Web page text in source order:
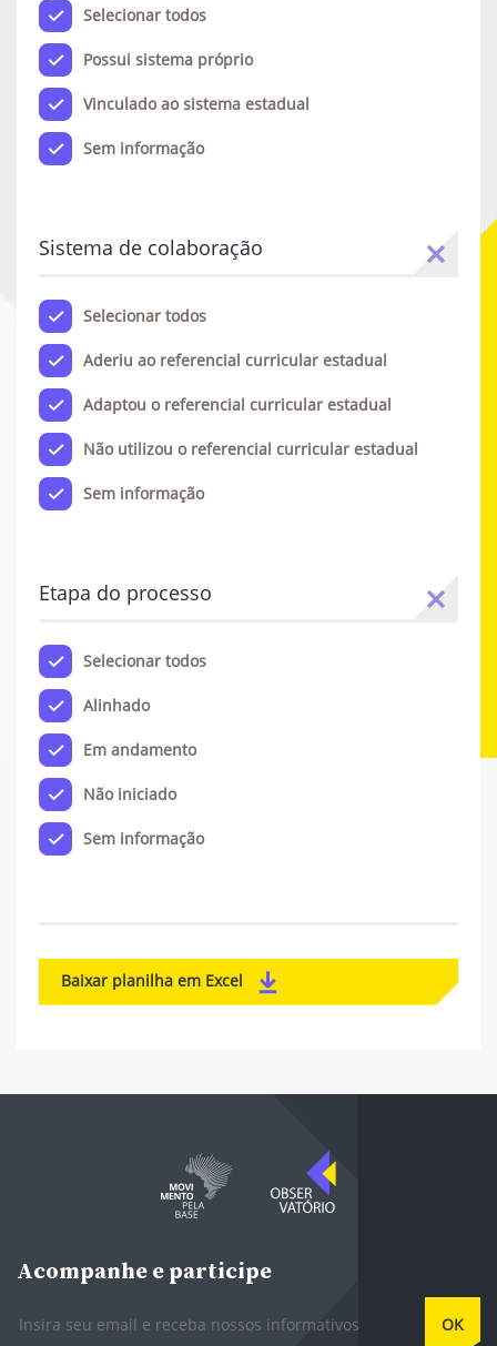
Selecionar todos
Possui sistema próprio
Vinculado ao sistema estadual
Sem informação
Sistema de colaboração
Selecionar todos
Aderiu ao referencial curricular estadual
Adaptou o referencial curricular estadual
Não utilizou o referencial curricular estadual
Sem informação
Etapa do processo
Selecionar todos
Alinhado
Em andamento
Não iniciado
Sem informação
Baixar planilha em Excel
Acompanhe e participe
OK